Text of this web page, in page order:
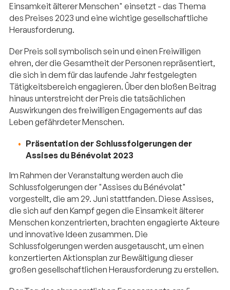
Einsamkeit älterer Menschen" einsetzt - das Thema
des Preises 2023 und eine wichtige gesellschaftliche
Herausforderung.
Der Preis soll symbolisch sein und einen Freiwilligen
ehren, der die Gesamtheit der Personen repräsentiert,
die sich in dem für das laufende Jahr festgelegten
Tätigkeitsbereich engagieren. Über den bloßen Beitrag
hinaus unterstreicht der Preis die tatsächlichen
Auswirkungen des freiwilligen Engagements auf das
Leben gefährdeter Menschen.
Präsentation der Schlussfolgerungen der
Assises du Bénévolat 2023
Im Rahmen der Veranstaltung werden auch die
Schlussfolgerungen der "Assises du Bénévolat"
vorgestellt, die am 29. Juni stattfanden. Diese Assises,
die sich auf den Kampf gegen die Einsamkeit älterer
Menschen konzentrierten, brachten engagierte Akteure
und innovative Ideen zusammen. Die
Schlussfolgerungen werden ausgetauscht, um einen
konzertierten Aktionsplan zur Bewältigung dieser
großen gesellschaftlichen Herausforderung zu erstellen.